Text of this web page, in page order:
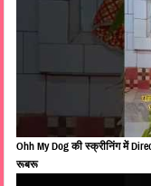
Ohh My Dog की स्क्रीनिंग में
रूबरू